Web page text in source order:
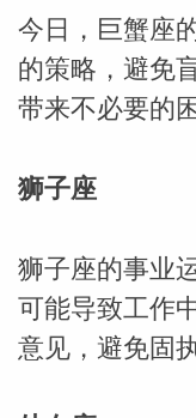
今日，巨蟹座
的策略，避免
带来不必要的困
狮子座
狮子座的事业
可能导致工作
意见，避免固